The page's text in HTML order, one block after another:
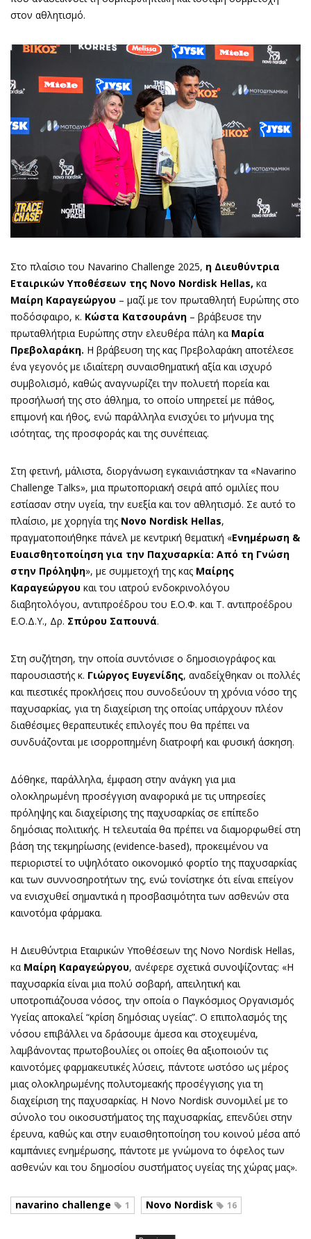
στον αθλητισμό.
Στο πλαίσιο του Navarino Challenge 2025, η Διευθύντρια
Εταιρικών Υποθέσεων της Novo Nordisk Hellas, κα
Μαίρη Καραγεώργου – μαζί με τον πρωταθλητή Ευρώπης στο
ποδόσφαιρο, κ. Κώστα Κατσουράνη – βράβευσε την
πρωταθλήτρια Ευρώπης στην ελευθέρα πάλη κα Μαρία
Πρεβολαράκη. Η βράβευση της κας Πρεβολαράκη αποτέλεσε
ένα γεγονός με ιδιαίτερη συναισθηματική αξία και ισχυρό
συμβολισμό, καθώς αναγνωρίζει την πολυετή πορεία και
προσήλωσή της στο άθλημα, το οποίο υπηρετεί με πάθος,
επιμονή και ήθος, ενώ παράλληλα ενισχύει το μήνυμα της
ισότητας, της προσφοράς και της συνέπειας.
Στη φετινή, μάλιστα, διοργάνωση εγκαινιάστηκαν τα «Navarino
Challenge Talks», μια πρωτοποριακή σειρά από ομιλίες που
εστίασαν στην υγεία, την ευεξία και τον αθλητισμό. Σε αυτό το
πλαίσιο, με χορηγία της Novo Nordisk Hellas,
πραγματοποιήθηκε πάνελ με κεντρική θεματική «Ενημέρωση &
Ευαισθητοποίηση για την Παχυσαρκία: Από τη Γνώση
στην Πρόληψη», με συμμετοχή της κας Μαίρης
Καραγεώργου και του ιατρού ενδοκρινολόγου
διαβητολόγου, αντιπροέδρου του Ε.Ο.Φ. και Τ. αντιπροέδρου
Ε.Ο.Δ.Υ., Δρ. Σπύρου Σαπουνά.
Στη συζήτηση, την οποία συντόνισε ο δημοσιογράφος και
παρουσιαστής κ. Γιώργος Ευγενίδης, αναδείχθηκαν οι πολλές
και πιεστικές προκλήσεις που συνοδεύουν τη χρόνια νόσο της
παχυσαρκίας, για τη διαχείριση της οποίας υπάρχουν πλέον
διαθέσιμες θεραπευτικές επιλογές που θα πρέπει να
συνδυάζονται με ισορροπημένη διατροφή και φυσική άσκηση.
Δόθηκε, παράλληλα, έμφαση στην ανάγκη για μια
ολοκληρωμένη προσέγγιση αναφορικά με τις υπηρεσίες
πρόληψης και διαχείρισης της παχυσαρκίας σε επίπεδο
δημόσιας πολιτικής. Η τελευταία θα πρέπει να διαμορφωθεί στη
βάση της τεκμηρίωσης (evidence-based), προκειμένου να
περιοριστεί το υψηλότατο οικονομικό φορτίο της παχυσαρκίας
και των συννοσηροτήτων της, ενώ τονίστηκε ότι είναι επείγον
να ενισχυθεί σημαντικά η προσβασιμότητα των ασθενών στα
καινοτόμα φάρμακα.
Η Διευθύντρια Εταιρικών Υποθέσεων της Novo Nordisk Hellas,
κα Μαίρη Καραγεώργου, ανέφερε σχετικά συνοψίζοντας: «Η
παχυσαρκία είναι μια πολύ σοβαρή, απειλητική και
υποτροπιάζουσα νόσος, την οποία ο Παγκόσμιος Οργανισμός
Υγείας αποκαλεί “κρίση δημόσιας υγείας”. Ο επιπολασμός της
νόσου επιβάλλει να δράσουμε άμεσα και στοχευμένα,
λαμβάνοντας πρωτοβουλίες οι οποίες θα αξιοποιούν τις
καινοτόμες φαρμακευτικές λύσεις, πάντοτε ωστόσο ως μέρος
μιας ολοκληρωμένης πολυτομεακής προσέγγισης για τη
διαχείριση της παχυσαρκίας. Η Novo Nordisk συνομιλεί με το
σύνολο του οικοσυστήματος της παχυσαρκίας, επενδύει στην
έρευνα, καθώς και στην ευαισθητοποίηση του κοινού μέσα από
καμπάνιες ενημέρωσης, πάντοτε με γνώμονα το όφελος των
ασθενών και του δημοσίου συστήματος υγείας της χώρας μας».
navarino challenge 1 Novo Nordisk 16